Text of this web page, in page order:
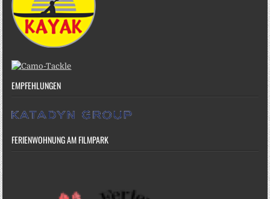
EMPFEHLUNGEN
FERIENWOHNUNG AM FILMPARK